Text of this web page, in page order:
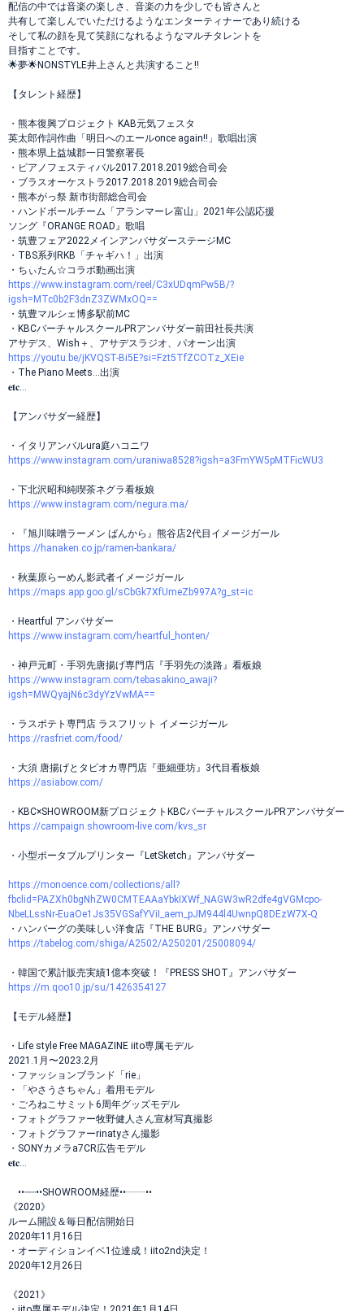
配信の中では音楽の楽しさ、音楽の力を少しでも皆さんと
共有して楽しんでいただけるようなエンターティナーであり続ける
そして私の顔を見て笑顔になれるようなマルチタレントを
目指すことです。
🌟夢🌟NONSTYLE井上さんと共演すること‼️
【タレント経歴】
・熊本復興プロジェクト KAB元気フェスタ
英太郎作詞作曲「明日へのエールonce again!!」歌唱出演
・熊本県上益城郡一日警察署長
・ピアノフェスティバル2017.2018.2019総合司会
・ブラスオーケストラ2017.2018.2019総合司会
・熊本がっ祭 新市街部総合司会
・ハンドボールチーム「アランマーレ富山」2021年公認応援
ソング『ORANGE ROAD』歌唱
・筑豊フェア2022メインアンバサダーステージMC
・TBS系列RKB「チャギハ！」出演
・ちぃたん☆コラボ動画出演
https://www.instagram.com/reel/C3xUDqmPw5B/?
igsh=MTc0b2F3dnZ3ZWMxOQ==
・筑豊マルシェ博多駅前MC
・KBCバーチャルスクールPRアンバサダー前田社長共演
アサデス、Wish＋、アサデスラジオ、パオーン出演
https://youtu.be/jKVQST-Bi5E?si=Fzt5TfZCOTz_XEie
・The Piano Meets...出演
𝐞𝐭𝐜...
【アンバサダー経歴】
・イタリアンバルura庭ハコニワ
https://www.instagram.com/uraniwa8528?igsh=a3FmYW5pMTFicWU3
・下北沢昭和純喫茶ネグラ看板娘
https://www.instagram.com/negura.ma/
・『旭川味噌ラーメン ばんから』熊谷店2代目イメージガール
https://hanaken.co.jp/ramen-bankara/
・秋葉原らーめん影武者イメージガール
https://maps.app.goo.gl/sCbGk7XfUmeZb997A?g_st=ic
・Heartful アンバサダー
https://www.instagram.com/heartful_honten/
・神戸元町・手羽先唐揚げ専門店『手羽先の淡路』看板娘
https://www.instagram.com/tebasakino_awaji?
igsh=MWQyajN6c3dyYzVwMA==
・ラスポテト専門店 ラスフリット イメージガール
https://rasfriet.com/food/
・大須 唐揚げとタピオカ専門店『亜細亜坊』3代目看板娘
https://asiabow.com/
・KBC×SHOWROOM新プロジェクトKBCバーチャルスクールPRアンバサダー
https://campaign.showroom-live.com/kvs_sr
・小型ポータブルプリンター『LetSketch』アンバサダー
https://monoence.com/collections/all?
fbclid=PAZXh0bgNhZW0CMTEAAaYbkIXWf_NAGW3wR2dfe4gVGMcpo-
NbeLLssNr-EuaOe1Js35VGSafYViI_aem_pJM944l4UwnpQ8DEzW7X-Q
・ハンバーグの美味しい洋食店『THE BURG』アンバサダー
https://tabelog.com/shiga/A2502/A250201/25008094/
・韓国で累計販売実績1億本突破！『PRESS SHOT』アンバサダー
https://m.qoo10.jp/su/1426354127
【モデル経歴】
・Life style Free MAGAZINE iito専属モデル
2021.1月〜2023.2月
・ファッションブランド「rie」
・「やさうさちゃん」着用モデル
・ごろねこサミット6周年グッズモデル
・フォトグラファー牧野健人さん宣材写真撮影
・フォトグラファーrinatyさん撮影
・SONYカメラa7CR広告モデル
𝐞𝐭𝐜...
••┈┈••SHOWROOM経歴••┈┈••
《2020》
ルーム開設＆毎日配信開始日
2020年11月16日
・オーディションイベ1位達成！iito2nd決定！
2020年12月26日
《2021》